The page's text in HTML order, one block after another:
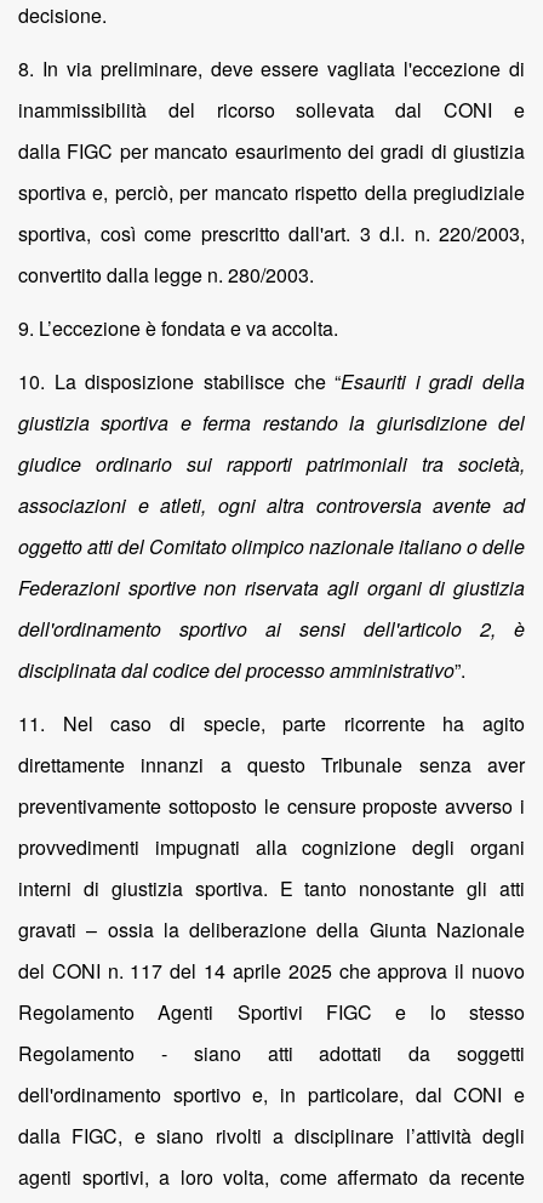
decisione.
8. In via preliminare, deve essere vagliata l'eccezione di
inammissibilità del ricorso sollevata dal CONI e
dalla FIGC per mancato esaurimento dei gradi di giustizia
sportiva e, perciò, per mancato rispetto della pregiudiziale
sportiva, così come prescritto dall'art. 3 d.l. n. 220/2003,
convertito dalla legge n. 280/2003.
9. L’eccezione è fondata e va accolta.
10. La disposizione stabilisce che “Esauriti i gradi della
giustizia sportiva e ferma restando la giurisdizione del
giudice ordinario sui rapporti patrimoniali tra società,
associazioni e atleti, ogni altra controversia avente ad
oggetto atti del Comitato olimpico nazionale italiano o delle
Federazioni sportive non riservata agli organi di giustizia
dell'ordinamento sportivo ai sensi dell'articolo 2, è
disciplinata dal codice del processo amministrativo”.
11. Nel caso di specie, parte ricorrente ha agito
direttamente innanzi a questo Tribunale senza aver
preventivamente sottoposto le censure proposte avverso i
provvedimenti impugnati alla cognizione degli organi
interni di giustizia sportiva. E tanto nonostante gli atti
gravati – ossia la deliberazione della Giunta Nazionale
del CONI n. 117 del 14 aprile 2025 che approva il nuovo
Regolamento Agenti Sportivi FIGC e lo stesso
Regolamento - siano atti adottati da soggetti
dell'ordinamento sportivo e, in particolare, dal CONI e
dalla FIGC, e siano rivolti a disciplinare l’attività degli
agenti sportivi, a loro volta, come affermato da recente